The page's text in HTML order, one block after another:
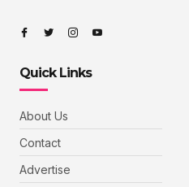
Quick Links
About Us
Contact
Advertise